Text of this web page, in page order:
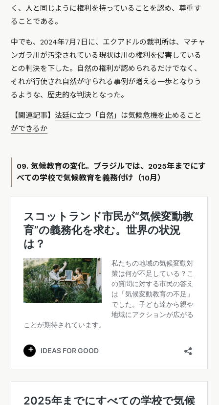
く、人と同じように権利を持っていることを認め、尊重す
ることである。
中でも、2024年7月7日に、エクアドルの裁判所は、マチャ
ンガラ川が汚染されている現状は川の権利を侵害している
との判決を下した。自然の権利が認められるだけでなく、
それが行使され自然が守られる事例が増える一歩となりう
るような、歴史的な判決となった。
【関連記事】法廷に立つ「自然」は気候危機を止めること
ができるか
09. 気候教育の変化。ブラジルでは、2025年までにす
べての学校で気候教育を義務付け（10月）